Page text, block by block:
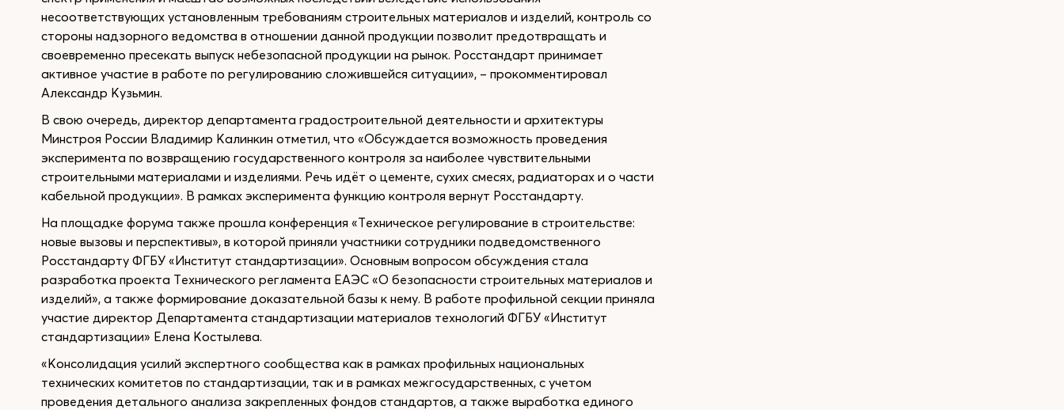
несоответствующих установленным требованиям строительных материалов и изделий, контроль со
стороны надзорного ведомства в отношении данной продукции позволит предотвращать и
своевременно пресекать выпуск небезопасной продукции на рынок. Росстандарт принимает
активное участие в работе по регулированию сложившейся ситуации», – прокомментировал
Александр Кузьмин.
В свою очередь, директор департамента градостроительной деятельности и архитектуры
Минстроя России Владимир Калинкин отметил, что «Обсуждается возможность проведения
эксперимента по возвращению государственного контроля за наиболее чувствительными
строительными материалами и изделиями. Речь идёт о цементе, сухих смесях, радиаторах и о части
кабельной продукции». В рамках эксперимента функцию контроля вернут Росстандарту.
На площадке форума также прошла конференция «Техническое регулирование в строительстве:
новые вызовы и перспективы», в которой приняли участники сотрудники подведомственного
Росстандарту ФГБУ «Институт стандартизации». Основным вопросом обсуждения стала
разработка проекта Технического регламента ЕАЭС «О безопасности строительных материалов и
изделий», а также формирование доказательной базы к нему. В работе профильной секции приняла
участие директор Департамента стандартизации материалов технологий ФГБУ «Институт
стандартизации» Елена Костылева.
«Консолидация усилий экспертного сообщества как в рамках профильных национальных
технических комитетов по стандартизации, так и в рамках межгосударственных, с учетом
проведения детального анализа закрепленных фондов стандартов, а также выработка единого